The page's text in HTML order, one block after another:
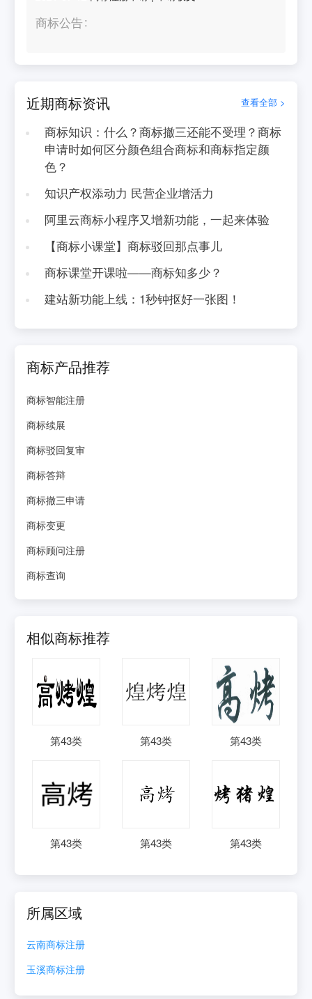
商标公告
近期商标资讯 查看全部 >
商标知识：什么？商标撤三还能不受理？商标
申请时如何区分颜色组合商标和商标指定颜
色？
知识产权添动力 民营企业增活力
阿里云商标小程序又增新功能，一起来体验
【商标小课堂】商标驳回那点事儿
商标课堂开课啦——商标知多少？
建站新功能上线：1秒钟抠好一张图！
商标产品推荐
商标智能注册
商标续展
商标驳回复审
商标答辩
商标撤三申请
商标变更
商标顾问注册
商标查询
相似商标推荐
第43类 第43类 第43类
第43类 第43类 第43类
所属区域
云南商标注册
玉溪商标注册